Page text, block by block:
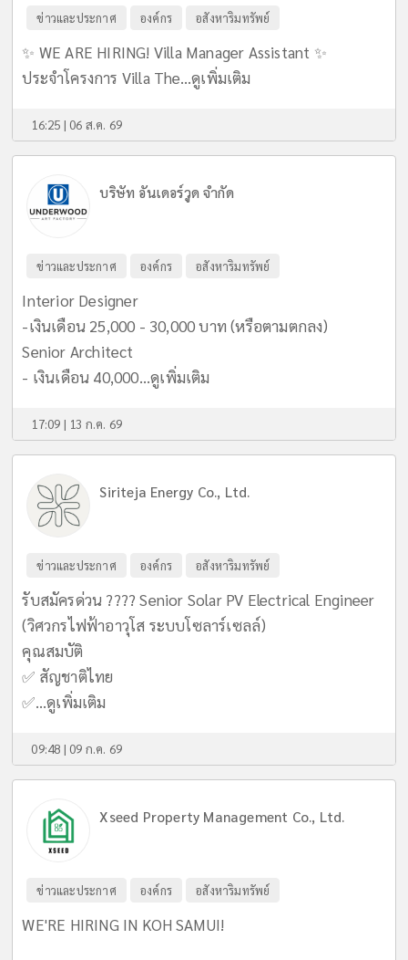
ข่าวและประกาศ องค์กร อสังหาริมทรัพย์
✨ WE ARE HIRING! Villa Manager Assistant ✨
ประจำโครงการ Villa The...ดูเพิ่มเติม
16:25 | 06 ส.ค. 69
บริษัท อันเดอร์วูด จำกัด
ข่าวและประกาศ องค์กร อสังหาริมทรัพย์
Interior Designer
-เงินเดือน 25,000 - 30,000 บาท (หรือตามตกลง)
Senior Architect
- เงินเดือน 40,000...ดูเพิ่มเติม
17:09 | 13 ก.ค. 69
Siriteja Energy Co., Ltd.
ข่าวและประกาศ องค์กร อสังหาริมทรัพย์
รับสมัครด่วน ???? Senior Solar PV Electrical Engineer
(วิศวกรไฟฟ้าอาวุโส ระบบโซลาร์เซลล์)
คุณสมบัติ
✅ สัญชาติไทย
✅...ดูเพิ่มเติม
09:48 | 09 ก.ค. 69
Xseed Property Management Co., Ltd.
ข่าวและประกาศ องค์กร อสังหาริมทรัพย์
WE'RE HIRING IN KOH SAMUI!